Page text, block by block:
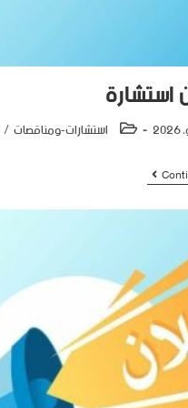
استشارة
استشارات-ومناقصات/